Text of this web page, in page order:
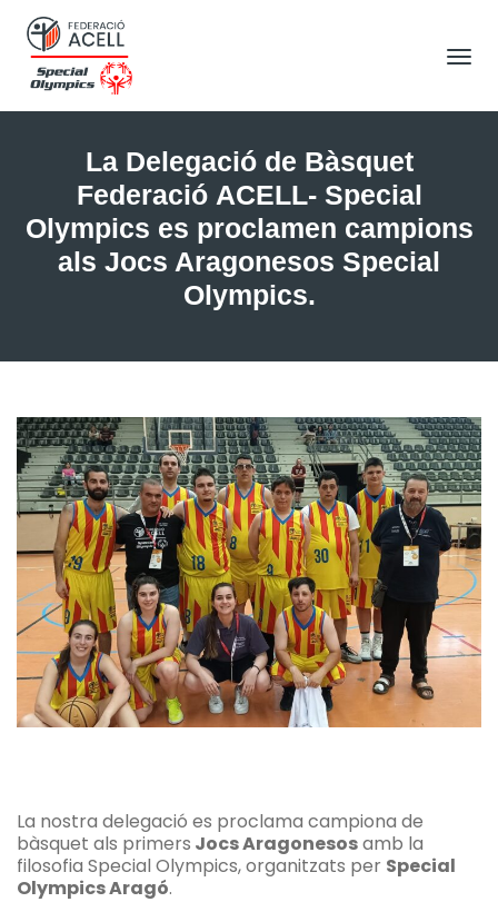
La Delegació de Bàsquet
Federació ACELL- Special
Olympics es proclamen campions
als Jocs Aragonesos Special
Olympics.
La nostra delegació es proclama campiona de
bàsquet als primers Jocs Aragonesosamb la
filosofia Special Olympics, organitzats per Special
Olympics Aragó.